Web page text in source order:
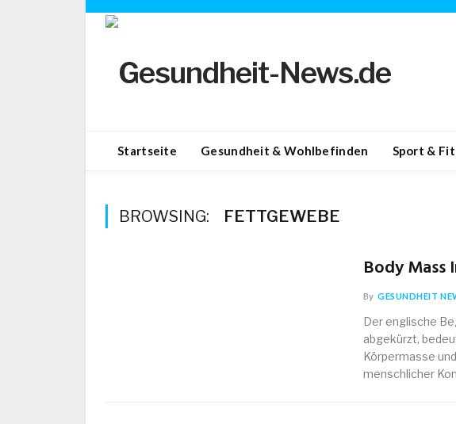
Startseite Gesundheit & Wohlbefinden Sport &
BROWSING: FETTGEWEBE
Body Mass
By GESUNDHEIT
Der englische
abgekürzt,
Körpermasse
menschlicher